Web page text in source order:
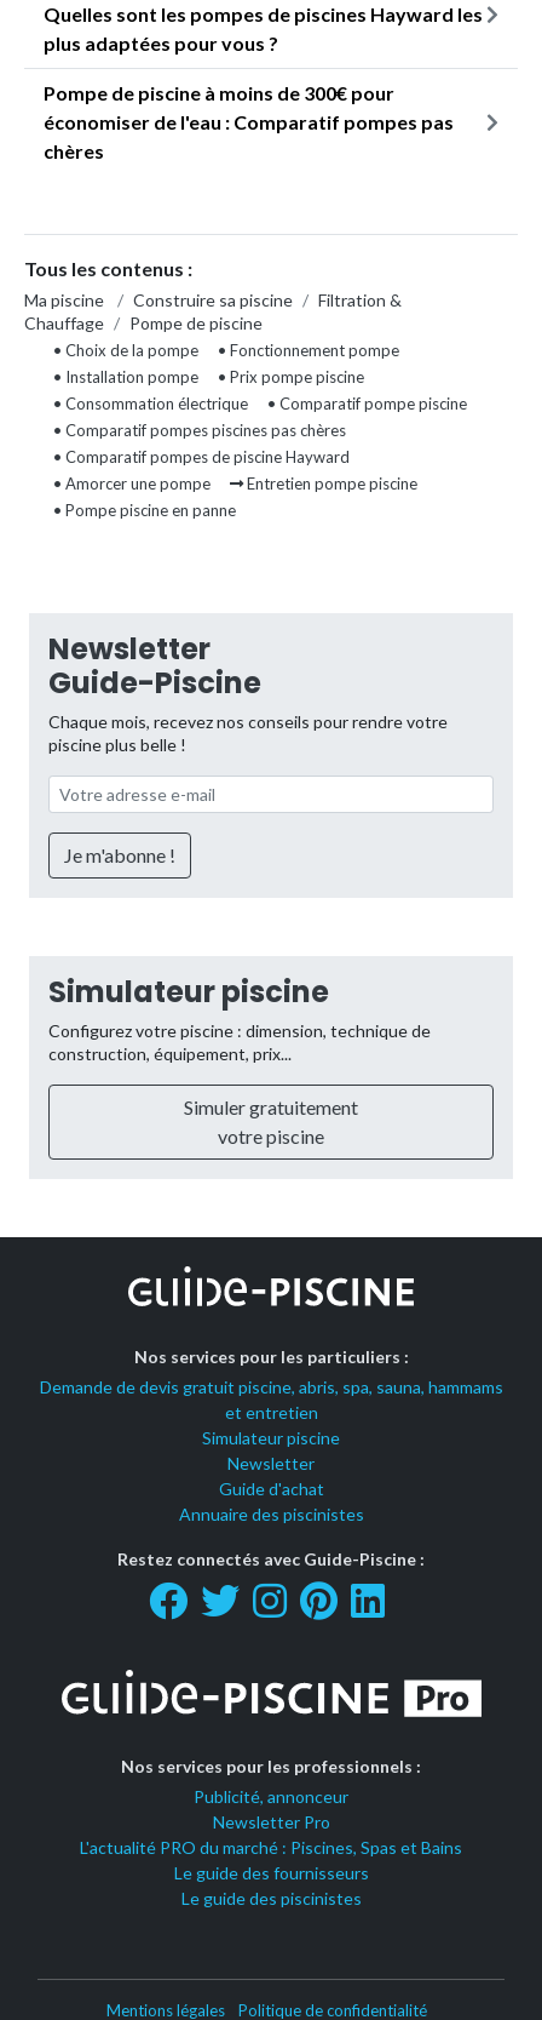
Quelles sont les pompes de piscines Hayward les
plus adaptées pour vous ?
Pompe de piscine à moins de 300€ pour
économiser de l'eau : Comparatif pompes pas
chères
Tous les contenus :
Ma piscine / Construire sa piscine / Filtration &
Chauffage / Pompe de piscine
• Choix de la pompe
• Fonctionnement pompe
• Installation pompe
• Prix pompe piscine
• Consommation électrique
• Comparatif pompe piscine
• Comparatif pompes piscines pas chères
• Comparatif pompes de piscine Hayward
• Amorcer une pompe
Entretien pompe piscine
• Pompe piscine en panne
Newsletter
Guide-Piscine
Chaque mois, recevez nos conseils pour rendre votre
piscine plus belle !
Simulateur piscine
Configurez votre piscine : dimension, technique de
construction, équipement, prix...
Simuler gratuitement
votre piscine
Nos services pour les particuliers :
Demande de devis gratuit piscine, abris, spa, sauna, hammams
et entretien
Simulateur piscine
Newsletter
Guide d'achat
Annuaire des piscinistes
Restez connectés avec Guide-Piscine :
Nos services pour les professionnels :
Publicité, annonceur
Newsletter Pro
L'actualité PRO du marché : Piscines, Spas et Bains
Le guide des fournisseurs
Le guide des piscinistes
Mentions légales Politique de confidentialité